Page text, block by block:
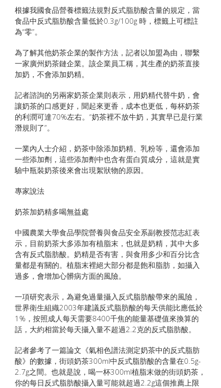
根據我國食品營養標籤法規對反式脂肪酸含量的規定，當
食品中反式脂肪酸含量低於0.3g/100g 時，標籤上可標註
為“零”。
為了解其他奶茶企業的製作方法，記者以加盟為由，聯繫
一家廣州奶茶鏈企業。該企業員工稱，其生產的奶茶直接
加奶，不會添加奶精。
記者諮詢的另兩家奶茶企業則表示，用奶精代替牛奶，會
讓奶茶的口感更好，聞起來更香，成本也更低，每杯奶茶
的利潤可達70%左右。“奶茶裡不放牛奶，其實早已是行業
潛規則了”。
一業內人士介紹，奶茶中除添加奶精、乳粉等，還會添加
一些添加劑，這些添加劑中也含有蛋白質成分，這就是實
驗中瓶裝奶茶後來會出現絮狀物的原因。
專家說法
奶茶加奶精多喝無益處
中國農業大學食品學院營養與食品安全系副教授范志紅表
示，目前奶茶大多添加有植脂末，也就是奶精，其中大多
含有反式脂肪酸。奶精是否有害，與食用多少和百分比含
量都是有關的。植脂末裡絕大部分都是飽和脂肪，如攝入
過多，會增加心髒病方面的風險。
一項研究表示，為避免過量攝入反式脂肪酸帶來的風險，
世界衛生組織2003年建議反式脂肪酸的每天供能比應低於
1%，按照成人每天需要8400千焦的能量基礎值來換算的
話，大約相當於每天攝入量不超過2.2克的反式脂肪酸。
記者參考了一篇論文《氣相色譜法測定奶茶中的反式脂肪
酸》的數據，街頭奶茶300ml中反式脂肪酸的含量在0.5g-
2.7g之間。也就是說，喝一杯300ml植脂末做的街頭奶茶，
你的每日反式脂肪酸攝入量可能就超過2.2g這個推薦上限